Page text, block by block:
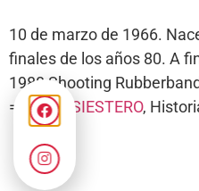
10 de marzo de 1966.
finales de los años 80. A
1988 Shooting
===>#ELSIESTERO,